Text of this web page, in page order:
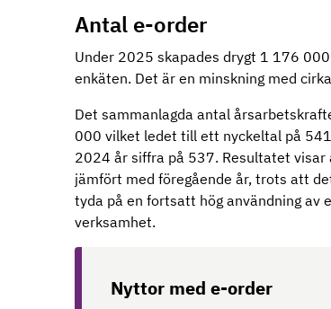
Antal e-order
Under 2025 skapades drygt 1 176
enkäten. Det är en minskning med
Det sammanlagda antal
000 vilket ledet till ett nyckeltal på
2024 år siffra på 537. Resultatet
jämfört med föregående år, trots att
tyda på en fortsatt hög användning av
verksamhet.
Nyttor med e-order